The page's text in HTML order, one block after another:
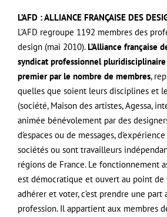
L’AFD : ALLIANCE FRANÇAISE DES
L’AFD regroupe 1192 membres des
design (mai 2010).L’Alliance française
syndicat professionnel
premier par le nombre de membres,
quelles que soient leurs disciplines et
(société, Maison des artistes, Agessa,
animée bénévolement par des
d’espaces ou de messages,
sociétés ou sont travailleurs
régions de France. Le fonctionnement
est démocratique et ouvert au point de
adhérer et voter, c’est prendre une part
profession. Il appartient aux membres